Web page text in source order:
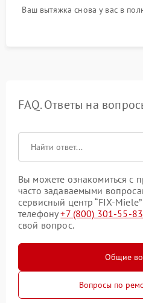
Ваш вытяжка снова у вас в
FAQ. Ответы на
Вы можете ознакомиться с
часто задаваемыми
сервисный центр “FIX-
телефону+7 (800) 301-55-83
свой вопрос.
Общие
Вопросы по